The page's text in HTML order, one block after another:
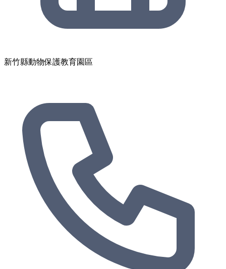
新竹縣動物保護教育園區